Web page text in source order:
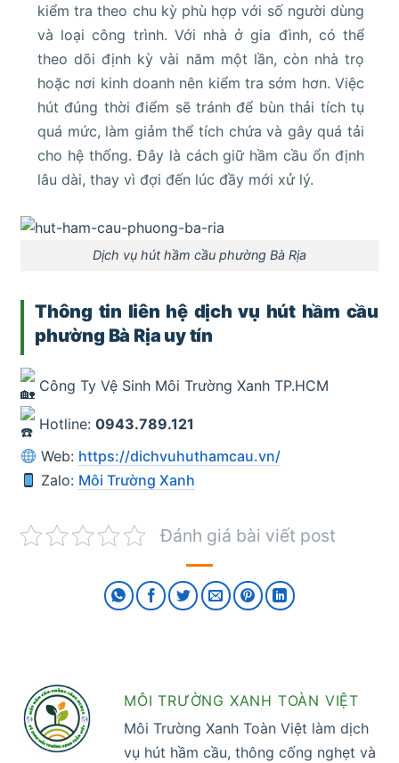
kiểm tra theo chu kỳ phù hợp với số người dùng
và loại công trình. Với nhà ở gia đình, có thể
theo dõi định kỳ vài năm một lần, còn nhà trọ
hoặc nơi kinh doanh nên kiểm tra sớm hơn. Việc
hút đúng thời điểm sẽ tránh để bùn thải tích tụ
quá mức, làm giảm thể tích chứa và gây quá tải
cho hệ thống. Đây là cách giữ hầm cầu ổn định
lâu dài, thay vì đợi đến lúc đầy mới xử lý.
Dịch vụ hút hầm cầu phường Bà Rịa
Thông tin liên hệ dịch vụ hút hầm cầu
phường Bà Rịa uy tín
Công Ty Vệ Sinh Môi Trường Xanh TP.HCM
Hotline: 0943.789.121
Web: https://dichvuhuthamcau.vn/
Zalo: Môi Trường Xanh
Đánh giá bài viết post
MÔI TRƯỜNG XANH TOÀN VIỆT
Môi Trường Xanh Toàn Việt làm dịch
vụ hút hầm cầu, thông cống nghẹt và